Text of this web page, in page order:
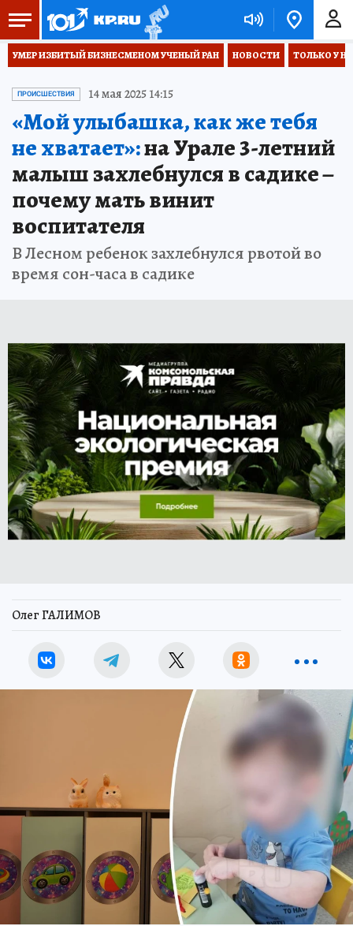
УМЕР ИЗБИТЫЙ БИЗНЕСМЕНОМ УЧЕНЫЙ РАН НОВОСТИ ТОЛЬКО У
ПРОИСШЕСТВИЯ 14 мая 2025 14:15
«Мой улыбашка, как же тебя
не хватает»:на Урале 3-летний
малыш захлебнулся в садике –
почему мать винит
воспитателя
В Лесном ребенок захлебнулся рвотой во
время сон-часа в садике
Олег ГАЛИМОВ